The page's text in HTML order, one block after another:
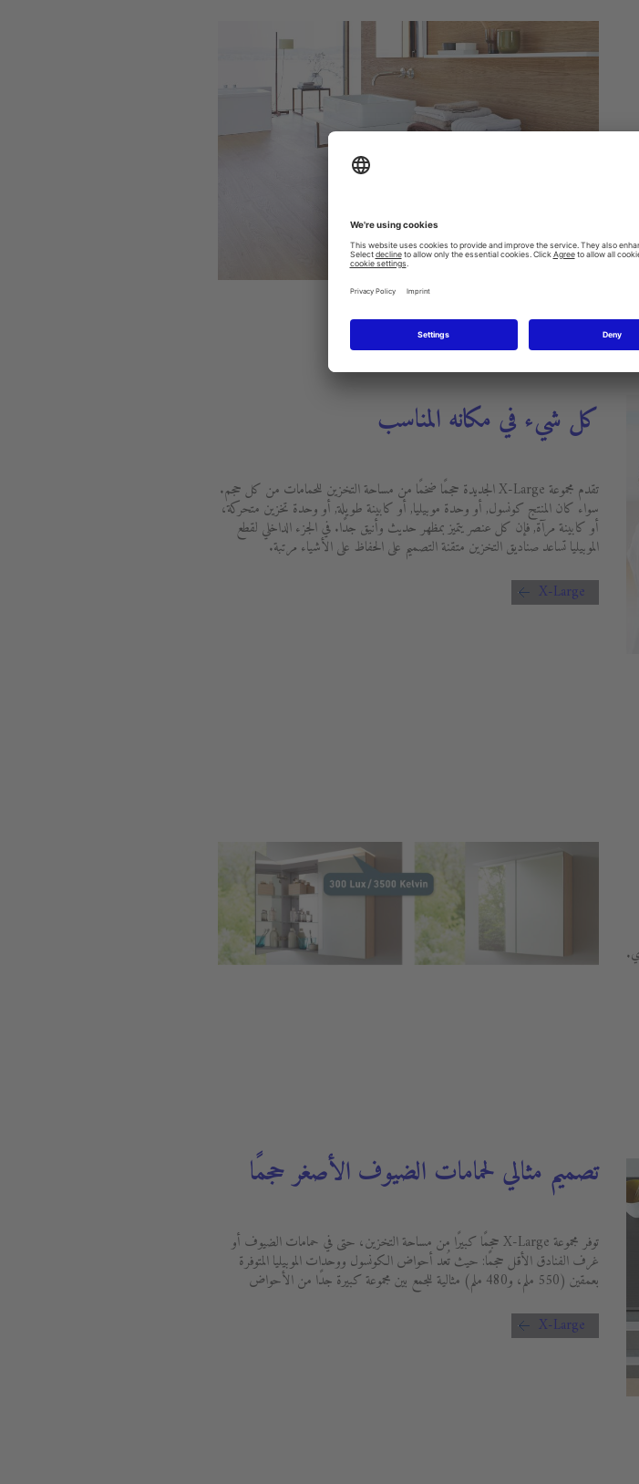
كل شيء في مكانه المناسب
تقدم مجموعة X-Large الجديدة حجمًا ضخمًا من مساحة التخزين للحمامات من كل حجم.
سواء كان المنتج كونسول, أو وحدة موبيليا, أو كابينة طويلة, أو وحدة تخزين متحركة،
أو كابينة مرآة, فإن كل عنصر يتميز بمظهر حديث وأنيق جدًا. في الجزء الداخلي لقطع
الموبيليا تساعد صناديق التخزين متقنة التصميم على الحفاظ على الأشياء مرتبة.
X-Large
تصميم مثالي لحمامات الضيوف الأصغر حجمًا
توفر مجموعة X-Large حجمًا كبيرًا من مساحة التخزين، حتى في حمامات الضيوف أو
غرف الفنادق الأقل حجمًا: حيث تُعد أحواض الكونسول ووحدات الموبيليا المتوفرة
بعمقين (550 ملم، و480 ملم) مثالية للجمع بين مجموعة كبيرة جدًا من الأحواض
X-Large